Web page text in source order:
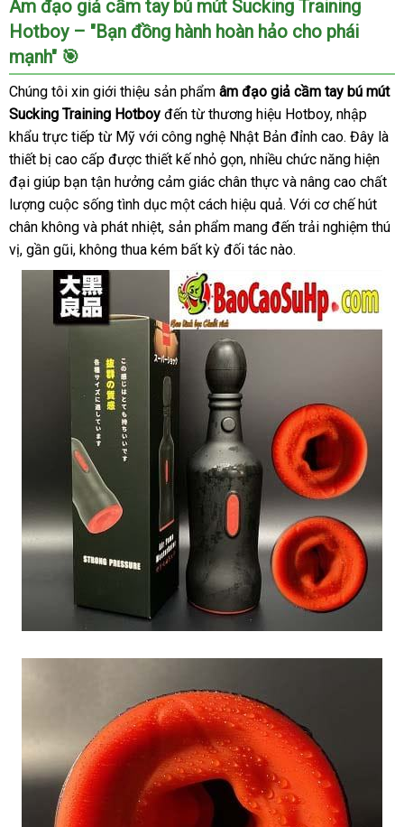
Âm đạo giả cầm tay bú mút Sucking Training
Hotboy – "Bạn đồng hành hoàn hảo cho phái
mạnh" 🎯
Chúng tôi xin giới thiệu sản phẩm âm đạo giả cầm tay bú mút
Sucking Training Hotboy đến từ thương hiệu Hotboy, nhập
khẩu trực tiếp từ Mỹ với công nghệ Nhật Bản đỉnh cao. Đây là
thiết bị cao cấp được thiết kế nhỏ gọn, nhiều chức năng hiện
đại giúp bạn tận hưởng cảm giác chân thực và nâng cao chất
lượng cuộc sống tình dục một cách hiệu quả. Với cơ chế hút
chân không và phát nhiệt, sản phẩm mang đến trải nghiệm thú
vị, gần gũi, không thua kém bất kỳ đối tác nào.
Âm
Tay
Bú
Mút